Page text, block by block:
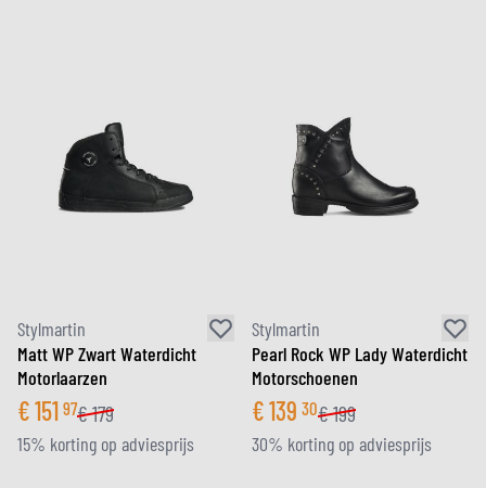
Stylmartin
Matt WP Zwart Waterdicht
Motorlaarzen
€151 97€179
15% korting op adviesprijs
Stylmartin
Pearl Rock WP Lady Waterdicht
Motorschoenen
€139 30€199
30% korting op adviesprijs